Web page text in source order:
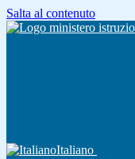
Salta al contenuto
Italiano